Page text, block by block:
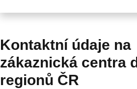
Kontaktní údaje na
zákaznická centra
regionů ČR